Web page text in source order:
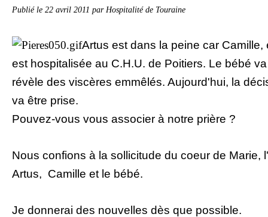
Publié le 22 avril 2011 par Hospitalité de Touraine
Artus est dans la peine car Camille,
est hospitalisée au C.H.U. de Poitiers. Le bébé
révèle des viscères emmêlés. Aujourd'hui, la
va être prise.
Pouvez-vous vous associer à notre prière ?
Nous confions à la sollicitude du coeur de Marie,
Artus, Camille et le bébé.
Je donnerai des nouvelles dès que possible.